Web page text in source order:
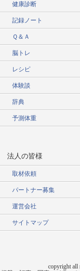
健康診断
記録ノート
Ｑ＆Ａ
脳トレ
レシピ
体験談
辞典
予測体重
法人の皆様
取材依頼
パートナー募集
運営会社
サイトマップ
copyright all